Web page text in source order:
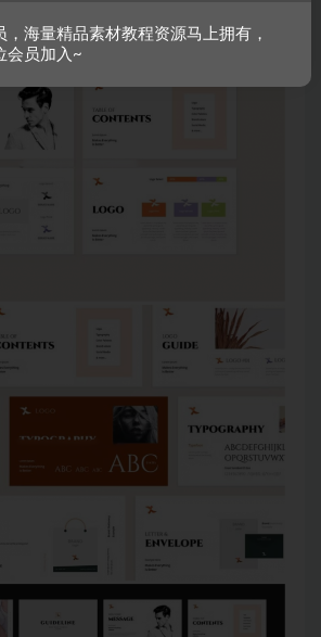
，海量精品素材教程资源马上拥有，
会员加入~